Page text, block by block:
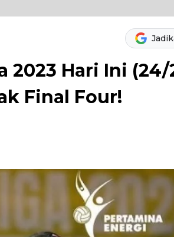
2023 Hari Ini (24/
Final Four!